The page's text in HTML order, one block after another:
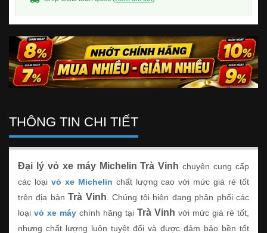
THÔNG TIN CHI TIẾT
Đại lý vỏ xe máy Michelin Trà Vinh chuyên cung cấp
các loại vỏ xe Michelin chất lượng cao với mức giá rẻ tốt
trên địa bànTrà Vinh . Chúng tôi hiện đang phân phối các
loại vỏ xe máy chính hãng tại Trà Vinh với mức giá rẻ tốt,
nhưng chất lượng luôn tuyệt đối và được đảm bảo bền tốt